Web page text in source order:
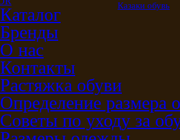
Казаки обувь
Каталог
Бренды
О нас
Контакты
Растяжка обуви
Определение размера
Советы по уходу за